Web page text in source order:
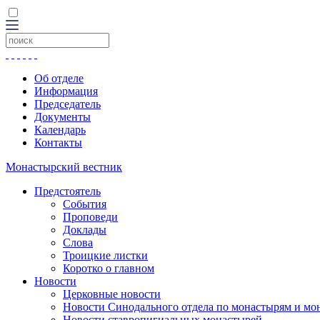
Об отделе
Информация
Председатель
Документы
Календарь
Контакты
Монастырский вестник
Предстоятель
События
Проповеди
Доклады
Слова
Троицкие листки
Коротко о главном
Новости
Церковные новости
Новости Синодального отдела по монастырям и